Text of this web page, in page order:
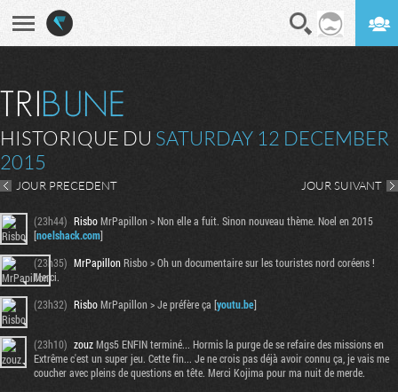
HISTORIQUE DU SATURDAY 12 DECEMBER
2015
JOUR PRECEDENT JOUR SUIVANT
(23h44) RisboMrPapillon > Non elle a fuit. Sinon nouveau thème. Noel en 2015
[noelshack.com]
(23h35) MrPapillonRisbo > Oh un documentaire sur les touristes nord coréens !
Merci.
(23h32) RisboMrPapillon > Je préfère ça [youtu.be]
(23h10) zouzMgs5 ENFIN terminé... Hormis la purge de se refaire des missions en
Extrême c'est un super jeu. Cette fin... Je ne crois pas déjà avoir connu ça, je vais me
coucher avec pleins de questions en tête. Merci Kojima pour ma nuit de merde.